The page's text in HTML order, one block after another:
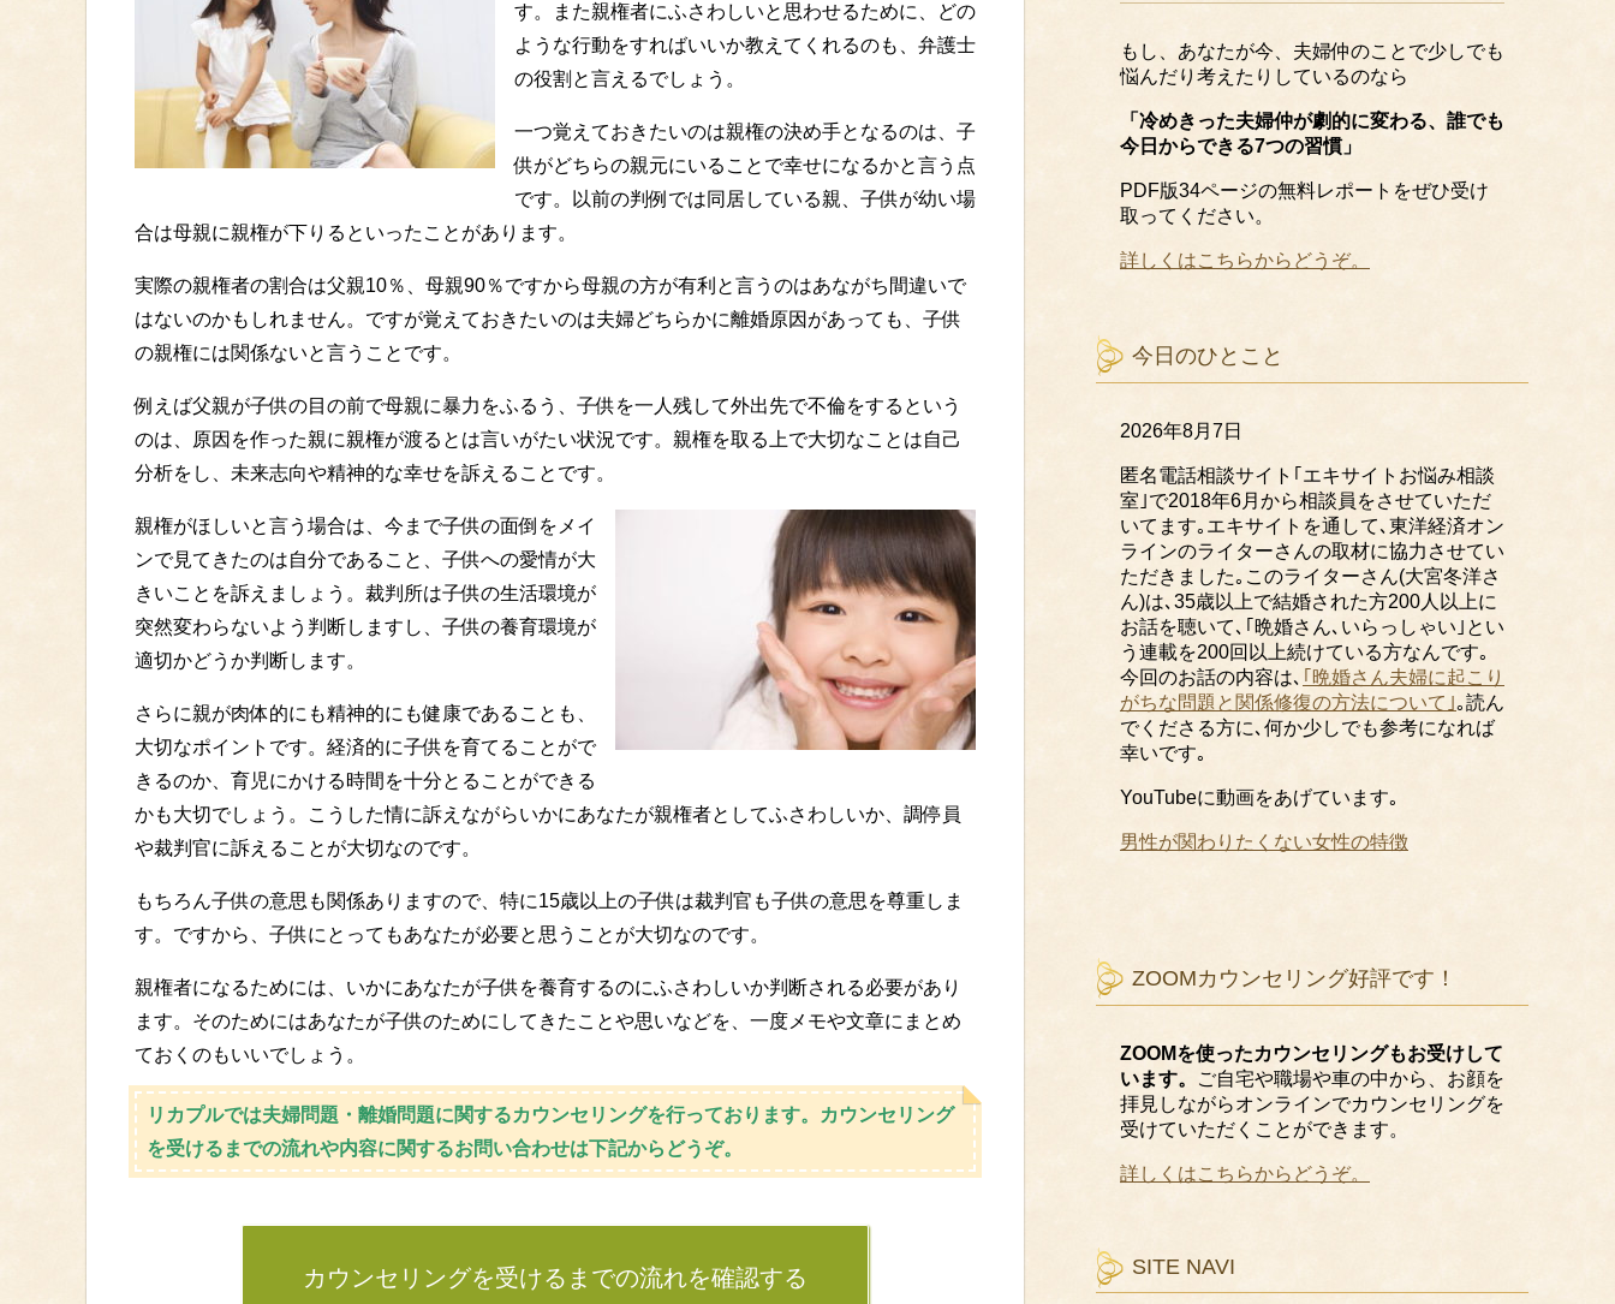
す。また親権者にふさわしいと思わせるために、どの
ような行動をすればいいか教えてくれるのも、弁護士
の役割と言えるでしょう。
一つ覚えておきたいのは親権の決め手となるのは、子
供がどちらの親元にいることで幸せになるかと言う点
です。以前の判例では同居している親、子供が幼い場
合は母親に親権が下りるといったことがあります。
実際の親権者の割合は父親10％、母親90％ですから母親の方が有利と言うのはあながち間違いで
はないのかもしれません。ですが覚えておきたいのは夫婦どちらかに離婚原因があっても、子供
の親権には関係ないと言うことです。
例えば父親が子供の目の前で母親に暴力をふるう、子供を一人残して外出先で不倫をするという
のは、原因を作った親に親権が渡るとは言いがたい状況です。親権を取る上で大切なことは自己
分析をし、未来志向や精神的な幸せを訴えることです。
親権がほしいと言う場合は、今まで子供の面倒をメイ
ンで見てきたのは自分であること、子供への愛情が大
きいことを訴えましょう。裁判所は子供の生活環境が
突然変わらないよう判断しますし、子供の養育環境が
適切かどうか判断します。
さらに親が肉体的にも精神的にも健康であることも、
大切なポイントです。経済的に子供を育てることがで
きるのか、育児にかける時間を十分とることができる
かも大切でしょう。こうした情に訴えながらいかにあなたが親権者としてふさわしいか、調停員
や裁判官に訴えることが大切なのです。
もちろん子供の意思も関係ありますので、特に15歳以上の子供は裁判官も子供の意思を尊重しま
す。ですから、子供にとってもあなたが必要と思うことが大切なのです。
親権者になるためには、いかにあなたが子供を養育するのにふさわしいか判断される必要があり
ます。そのためにはあなたが子供のためにしてきたことや思いなどを、一度メモや文章にまとめ
ておくのもいいでしょう。
リカプルでは夫婦問題・離婚問題に関するカウンセリングを行っております。カウンセリング
を受けるまでの流れや内容に関するお問い合わせは下記からどうぞ。
カウンセリングを受けるまでの流れを確認する
もし、あなたが今、夫婦仲のことで少しでも
悩んだり考えたりしているのなら
「冷めきった夫婦仲が劇的に変わる、誰でも
今日からできる7つの習慣」
PDF版34ページの無料レポートをぜひ受け
取ってください。
詳しくはこちらからどうぞ。
今日のひとこと
2026年8月7日
匿名電話相談サイト｢エキサイトお悩み相談
室｣で2018年6月から相談員をさせていただ
いてます｡エキサイトを通して､東洋経済オン
ラインのライターさんの取材に協力させてい
ただきました｡このライターさん(大宮冬洋さ
ん)は､35歳以上で結婚された方200人以上に
お話を聴いて､｢晩婚さん､いらっしゃい｣とい
う連載を200回以上続けている方なんです｡
今回のお話の内容は､ ｢晩婚さん夫婦に起こり
がちな問題と関係修復の方法について｣｡読ん
でくださる方に､何か少しでも参考になれば
幸いです｡
YouTubeに動画をあげています｡
男性が関わりたくない女性の特徴
ZOOMカウンセリング好評です！
ZOOMを使ったカウンセリングもお受けして
います。
ご自宅や職場や車の中から、お顔を
拝見しながらオンラインでカウンセリングを
受けていただくことができます。
詳しくはこちらからどうぞ。
SITE NAVI